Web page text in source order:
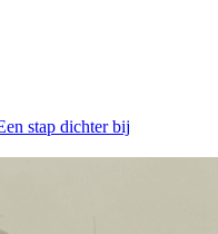
stap dichter bij